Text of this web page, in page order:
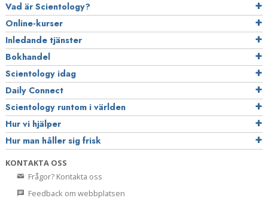
Vad är Scientology?
Online-kurser
Inledande tjänster
Bokhandel
Scientology idag
Daily Connect
Scientology runtom i världen
Hur vi hjälper
Hur man håller sig frisk
KONTAKTA OSS
Frågor? Kontakta oss
Feedback om webbplatsen